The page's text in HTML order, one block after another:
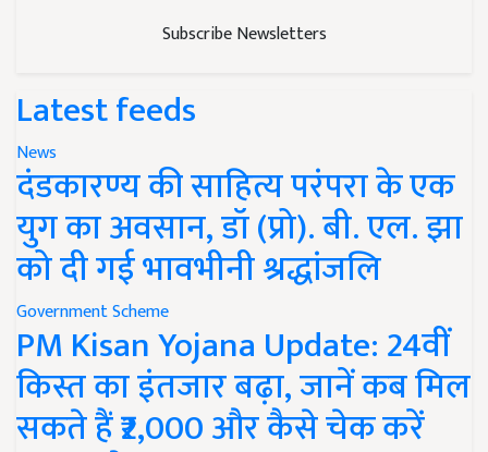
Subscribe Newsletters
Latest feeds
News
दंडकारण्य की साहित्य परंपरा के एक
युग का अवसान, डॉ (प्रो). बी. एल. झा
को दी गई भावभीनी श्रद्धांजलि
Government Scheme
PM Kisan Yojana Update: 24वीं
किस्त का इंतजार बढ़ा, जानें कब मिल
सकते हैं ₹2,000 और कैसे चेक करें